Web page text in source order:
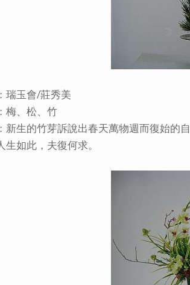
瑞玉會/莊秀美
梅、松、竹
新生的竹芽訴說出春天萬物週而復始的
生如此，夫復何求。